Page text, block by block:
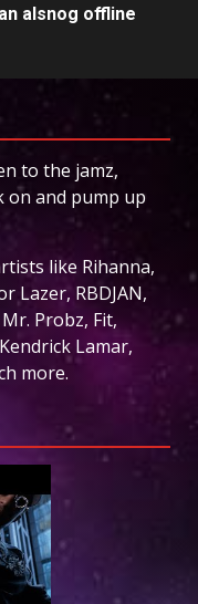
alsnog offline
to the jamz,
on and pump up
like Rihanna,
Lazer, RBDJAN,
Probz, Fit,
Lamar,
more.